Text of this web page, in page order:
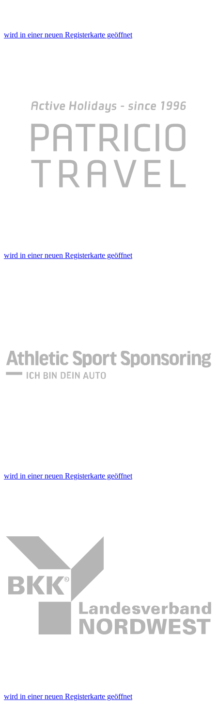
wird in einer neuen Registerkarte geöffnet
wird in einer neuen Registerkarte geöffnet
wird in einer neuen Registerkarte geöffnet
wird in einer neuen Registerkarte geöffnet